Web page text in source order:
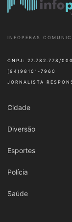
INFOPEBAS
CNPJ: 27.782.778/
(94)98101-7960
JORNALISTA
Cidade
Diversão
Esportes
Polícia
Saúde